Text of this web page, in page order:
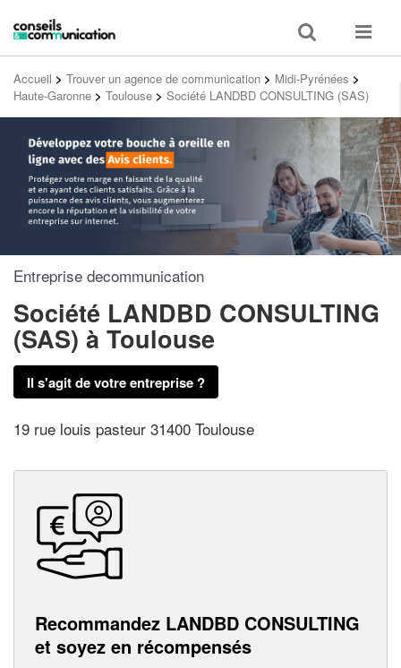
Toggle
search
Toggle
Accueil > Trouver un agence de communication > Midi-Pyrénées >
Haute-Garonne > Toulouse > Société LANDBD CONSULTING (SAS)
Entreprise decommunication
Société LANDBD CONSULTING
(SAS) à Toulouse
Il s'agit de votre entreprise ?
19 rue louis pasteur 31400 Toulouse
Recommandez LANDBD CONSULTING
et soyez en récompensés